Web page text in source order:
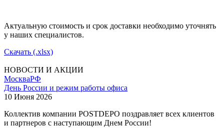
Актуальную стоимость и срок доставки необходимо уточнять
у наших специалистов.
Скачать (.xlsx)
НОВОСТИ И АКЦИИ
МоскваРФ
День России и режим работы офиса
10 Июня 2026
Коллектив компании POSTDEPO поздравляет всех клиентов
и партнеров с наступающим Днем России!